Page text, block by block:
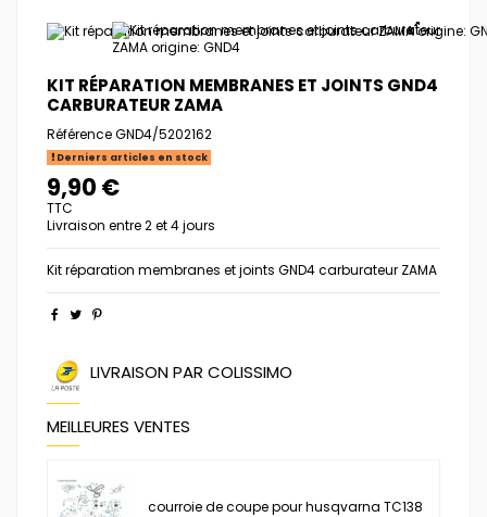
KIT RÉPARATION MEMBRANES ET JOINTS GND4
CARBURATEUR ZAMA
RéférenceGND4/5202162
Derniers articles en stock
9,90 €
TTC
Livraison entre 2 et 4 jours
Kit réparation membranes et joints GND4 carburateur ZAMA
LIVRAISON PAR COLISSIMO
MEILLEURES VENTES
courroie de coupe pour husqvarna TC138